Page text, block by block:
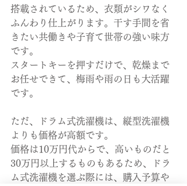
搭載されているため、衣類がシワなく
ふんわり仕上がります。干す手間を省
きたい共働きや子育て世帯の強い味方
です。
スタートキーを押すだけで、乾燥まで
お任せできて、梅雨や雨の日も大活躍
です。
ただ、ドラム式洗濯機は、縦型洗濯機
よりも価格が高額です。
価格は10万円代からで、高いものだと
30万円以上するものもあるため、ドラ
ム式洗濯機を選ぶ際には、購入予算や